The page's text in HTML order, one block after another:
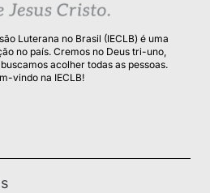
Luterana no Brasil (IECLB) é uma
no país. Cremos no Deus tri-uno,
acolher todas as pessoas.
vindo na IECLB!